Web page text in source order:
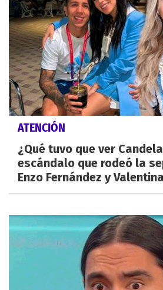
ATENCIÓN
¿Qué tuvo que ver
escándalo que rodeó la
Enzo Fernández y